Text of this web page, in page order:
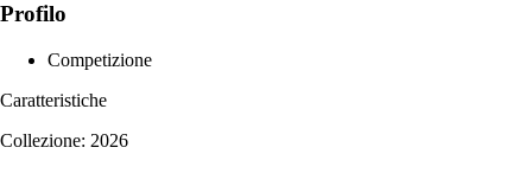
Profilo
Competizione
Caratteristiche
Collezione: 2026